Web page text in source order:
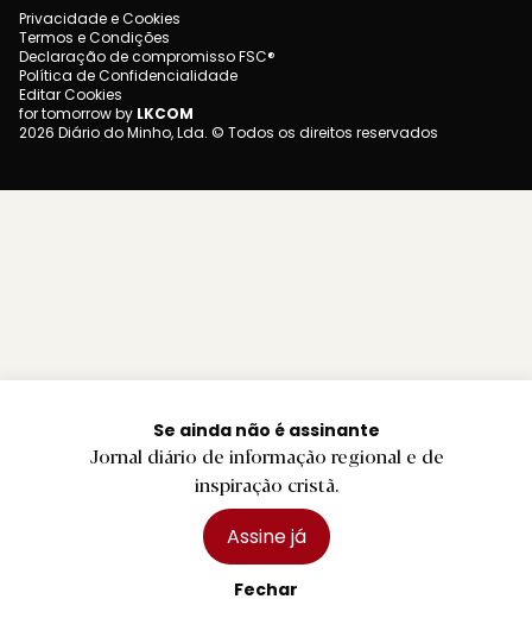
Se ainda não é assinante
Jornal diário de informação regional e de
inspiração cristã.
Assine já
Fechar
Privacidade e Cookies
Termos e Condições
Declaração de compromisso FSC®
Política de Confidencialidade
Editar Cookies
for tomorrow by LKCOM
2026 Diário do Minho, Lda. © Todos os direitos reservados